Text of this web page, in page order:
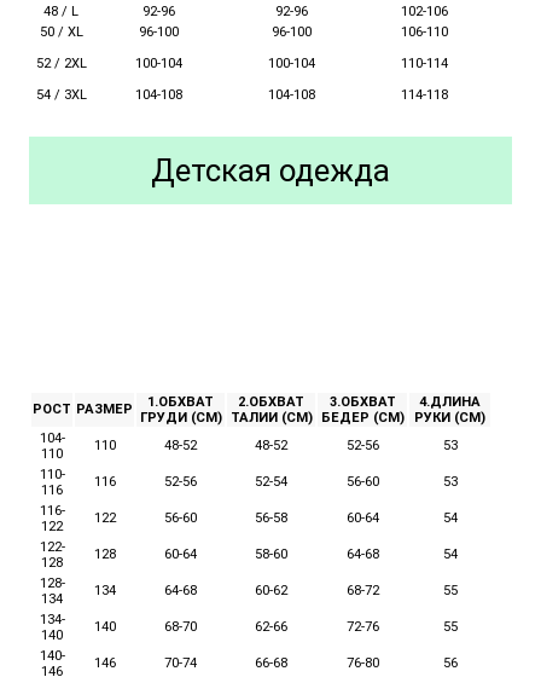
48 / L
92-96 92-96
102-106
50 / XL
96-100 96-100
106-110
52 / 2XL
100-104 100-104
110-114
54 / 3XL
104-108 104-108 114-118
Детская одежда
РОСТ РАЗМЕР
1.ОБХВАТ
ГРУДИ (СМ)
2.ОБХВАТ
ТАЛИИ (СМ)
3.ОБХВАТ
БЕДЕР (СМ)
4.ДЛИНА
РУКИ (СМ)
104-
110
110 48-52 48-52 52-56
53
110-
116
116 52-56 52-54 56-60
53
116-
122
122 56-60 56-58 60-64
54
122-
128
128 60-64 58-60 64-68
54
128-
134
134 64-68 60-62 68-72
55
134-
140
140 68-70 62-66 72-76
55
140-
146
146 70-74 66-68 76-80 56